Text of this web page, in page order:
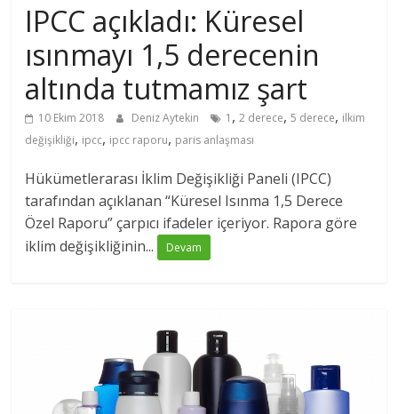
IPCC açıkladı: Küresel
ısınmayı 1,5 derecenin
altında tutmamız şart
10 Ekim 2018 Deniz Aytekin 1 ,2 derece,5 derece, ilkim
değişikliği, ipcc, ipcc raporu, paris anlaşması
Hükümetlerarası İklim Değişikliği Paneli (IPCC)
tarafından açıklanan “Küresel Isınma 1,5 Derece
Özel Raporu” çarpıcı ifadeler içeriyor. Rapora göre
iklim değişikliğinin...
Devam